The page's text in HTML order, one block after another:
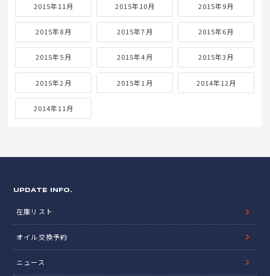
2015年11月 2015年10月 2015年9月
2015年8月 2015年7月 2015年6月
2015年5月 2015年4月 2015年3月
2015年2月 2015年1月 2014年12月
2014年11月
UPDATE INFO.
在庫リスト
オイル交換予約
ニュース